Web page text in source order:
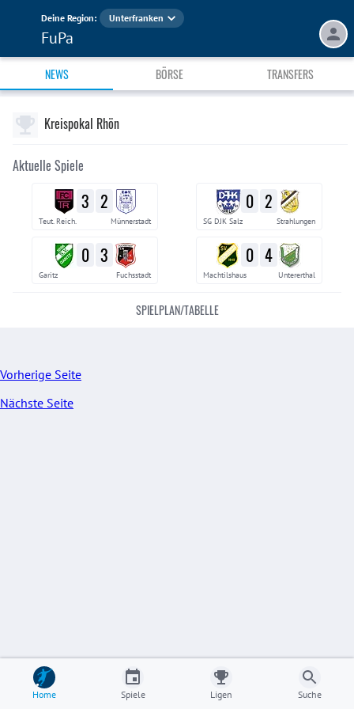
Deine Region: Unterfranken
FuPa
NEWS BÖRSE TRANSFERS
Kreispokal Rhön
Aktuelle Spiele
3 2
Teut. Reich. Münnerstadt
0 2
SG DJK Salz Strahlungen
0 3
Garitz Fuchsstadt
0 4
Machtilshaus Untererthal
SPIELPLAN/TABELLE
Vorherige Seite
Nächste Seite
Home Spiele Ligen Suche